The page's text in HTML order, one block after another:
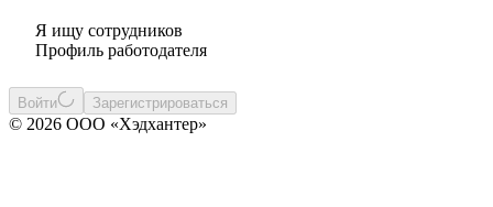
Я ищу сотрудников
Профиль работодателя
Войти Зарегистрироваться
© 2026 ООО «Хэдхантер»